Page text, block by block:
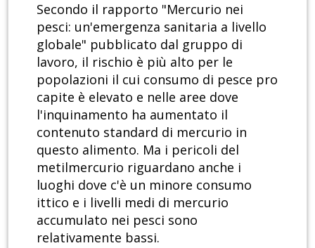
Secondo il rapporto "Mercurio nei
pesci: un'emergenza sanitaria a livello
globale" pubblicato dal gruppo di
lavoro, il rischio è più alto per le
popolazioni il cui consumo di pesce pro
capite è elevato e nelle aree dove
l'inquinamento ha aumentato il
contenuto standard di mercurio in
questo alimento. Ma i pericoli del
metilmercurio riguardano anche i
luoghi dove c'è un minore consumo
ittico e i livelli medi di mercurio
accumulato nei pesci sono
relativamente bassi.